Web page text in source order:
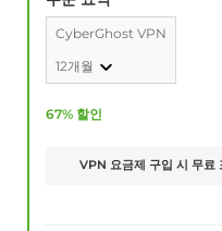
CyberGhost VPN
12개월
67% 할인
VPN 요금제 구입 시 무료